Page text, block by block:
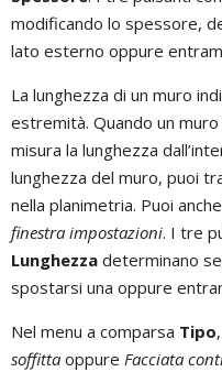
modificando lo spessore,
lato esterno oppure
La lunghezza di un muro
estremità. Quando un
misura la lunghezza
lunghezza del muro, puoi
nella planimetria. Puoi
finestra impostazioni. I tre
Lunghezza determinano
spostarsi una oppure
Nel menu a comparsa Tipo
soffitta oppure Facciata